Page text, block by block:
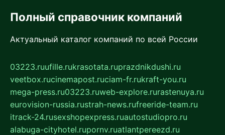
Полный справочник компаний
Актуальный каталог компаний по всей России
03223.ruufille.rukrasotata.ruprazdnikdushi.ru
veetbox.rucinemapost.ruciam-fr.rukraft-you.ru
mega-press.ru03223.ruweb-explore.rurastenuya.ru
eurovision-russia.rustrah-news.rufreeride-team.ru
itrack-24.rusexshopexpress.ruautostudiopro.ru
alabuga-cityhotel.rupornv.ruatlantpereezd.ru